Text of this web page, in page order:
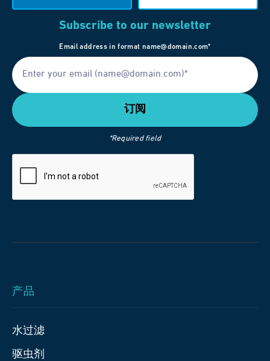
Subscribe to our newsletter
Email address in format name@domain.com*
*Required field
产品
水过滤
驱虫剂